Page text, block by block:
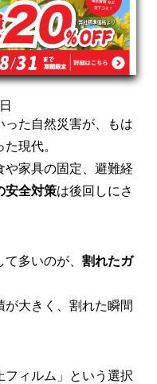
った自然災害が、もは
現代。
や家具の固定、避難経
安全対策は後回しにさ
多いのが、 割れたガ
大きく、割れた瞬間
フィルム」という選択